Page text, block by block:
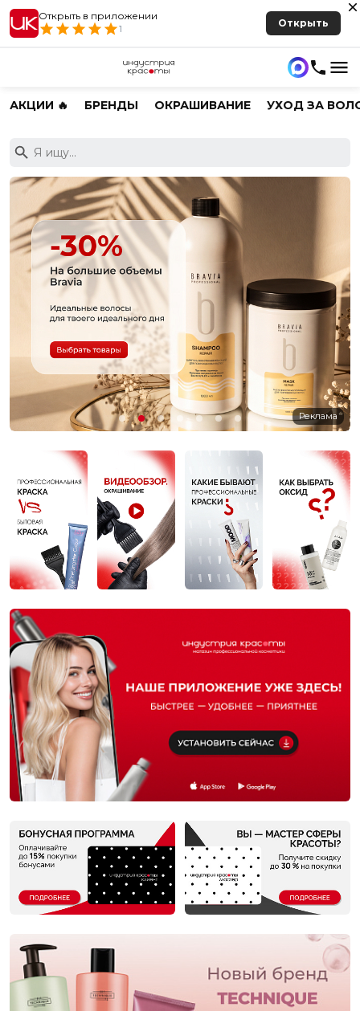
Открыть в приложении
1
Открыть
АКЦИИ 🔥 БРЕНДЫ ОКРАШИВАНИЕ УХОД ЗА
Реклама